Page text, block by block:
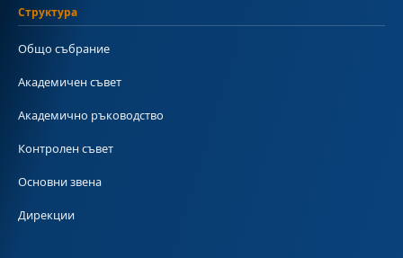
Структура
Общо събрание
Академичен съвет
Академично ръководство
Контролен съвет
Основни звена
Дирекции